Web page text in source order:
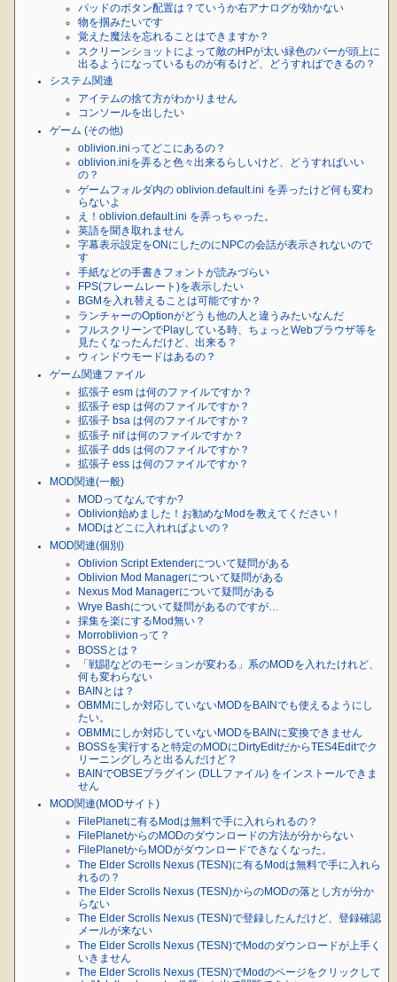
パッドのボタン配置は？ていうか右アナログが効かない
物を掴みたいです
覚えた魔法を忘れることはできますか？
スクリーンショットによって敵のHPが太い緑色のバーが頭上に
出るようになっているものが有るけど、どうすればできるの？
システム関連
アイテムの捨て方がわかりません
コンソールを出したい
ゲーム (その他)
oblivion.iniってどこにあるの？
oblivion.iniを弄ると色々出来るらしいけど、どうすればいい
の？
ゲームフォルダ内の oblivion.default.ini を弄ったけど何も変わ
らないよ
え！oblivion.default.ini を弄っちゃった。
英語を聞き取れません
字幕表示設定をONにしたのにNPCの会話が表示されないので
す
手紙などの手書きフォントが読みづらい
FPS(フレームレート)を表示したい
BGMを入れ替えることは可能ですか？
ランチャーのOptionがどうも他の人と違うみたいなんだ
フルスクリーンでPlayしている時、ちょっとWebブラウザ等を
見たくなったんだけど、出来る？
ウィンドウモードはあるの？
ゲーム関連ファイル
拡張子 esm は何のファイルですか？
拡張子 esp は何のファイルですか？
拡張子 bsa は何のファイルですか？
拡張子 nif は何のファイルですか？
拡張子 dds は何のファイルですか？
拡張子 ess は何のファイルですか？
MOD関連(一般)
MODってなんですか?
Oblivion始めました！お勧めなModを教えてください！
MODはどこに入れればよいの？
MOD関連(個別)
Oblivion Script Extenderについて疑問がある
Oblivion Mod Managerについて疑問がある
Nexus Mod Managerについて疑問がある
Wrye Bashについて疑問があるのですが…
採集を楽にするMod無い？
Morroblivionって？
BOSSとは？
「戦闘などのモーションが変わる」系のMODを入れたけれど、
何も変わらない
BAINとは？
OBMMにしか対応していないMODをBAINでも使えるようにし
たい。
OBMMにしか対応していないMODをBAINに変換できません
BOSSを実行すると特定のMODにDirtyEditだからTES4Editでク
リーニングしろと出るんだけど？
BAINでOBSEプラグイン (DLLファイル) をインストールできま
せん
MOD関連(MODサイト)
FilePlanetに有るModは無料で手に入れられるの？
FilePlanetからのMODのダウンロードの方法が分からない
FilePlanetからMODがダウンロードできなくなった。
The Elder Scrolls Nexus (TESN)に有るModは無料で手に入れら
れるの？
The Elder Scrolls Nexus (TESN)からのMODの落とし方が分か
らない
The Elder Scrolls Nexus (TESN)で登録したんだけど、登録確認
メールが来ない
The Elder Scrolls Nexus (TESN)でModのダウンロードが上手く
いきません
The Elder Scrolls Nexus (TESN)でModのページをクリックして